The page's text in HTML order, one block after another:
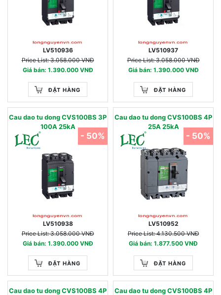
LV510936
Price List: 3.058.000 VNĐ
Giá bán: 1.390.000 VNĐ
ĐẶT HÀNG
LV510937
Price List: 3.058.000 VNĐ
Giá bán: 1.390.000 VNĐ
ĐẶT HÀNG
Cau dao tu dong CVS100BS 3P
100A 25kA
LV510938
Price List: 3.058.000 VNĐ
Giá bán: 1.390.000 VNĐ
ĐẶT HÀNG
- 50%
Cau dao tu dong CVS100BS 4P
25A 25kA
LV510952
Price List: 4.130.500 VNĐ
Giá bán: 1.877.500 VNĐ
ĐẶT HÀNG
- 50%
Cau dao tu dong CVS100BS 4P
Cau dao tu dong CVS100BS 4P